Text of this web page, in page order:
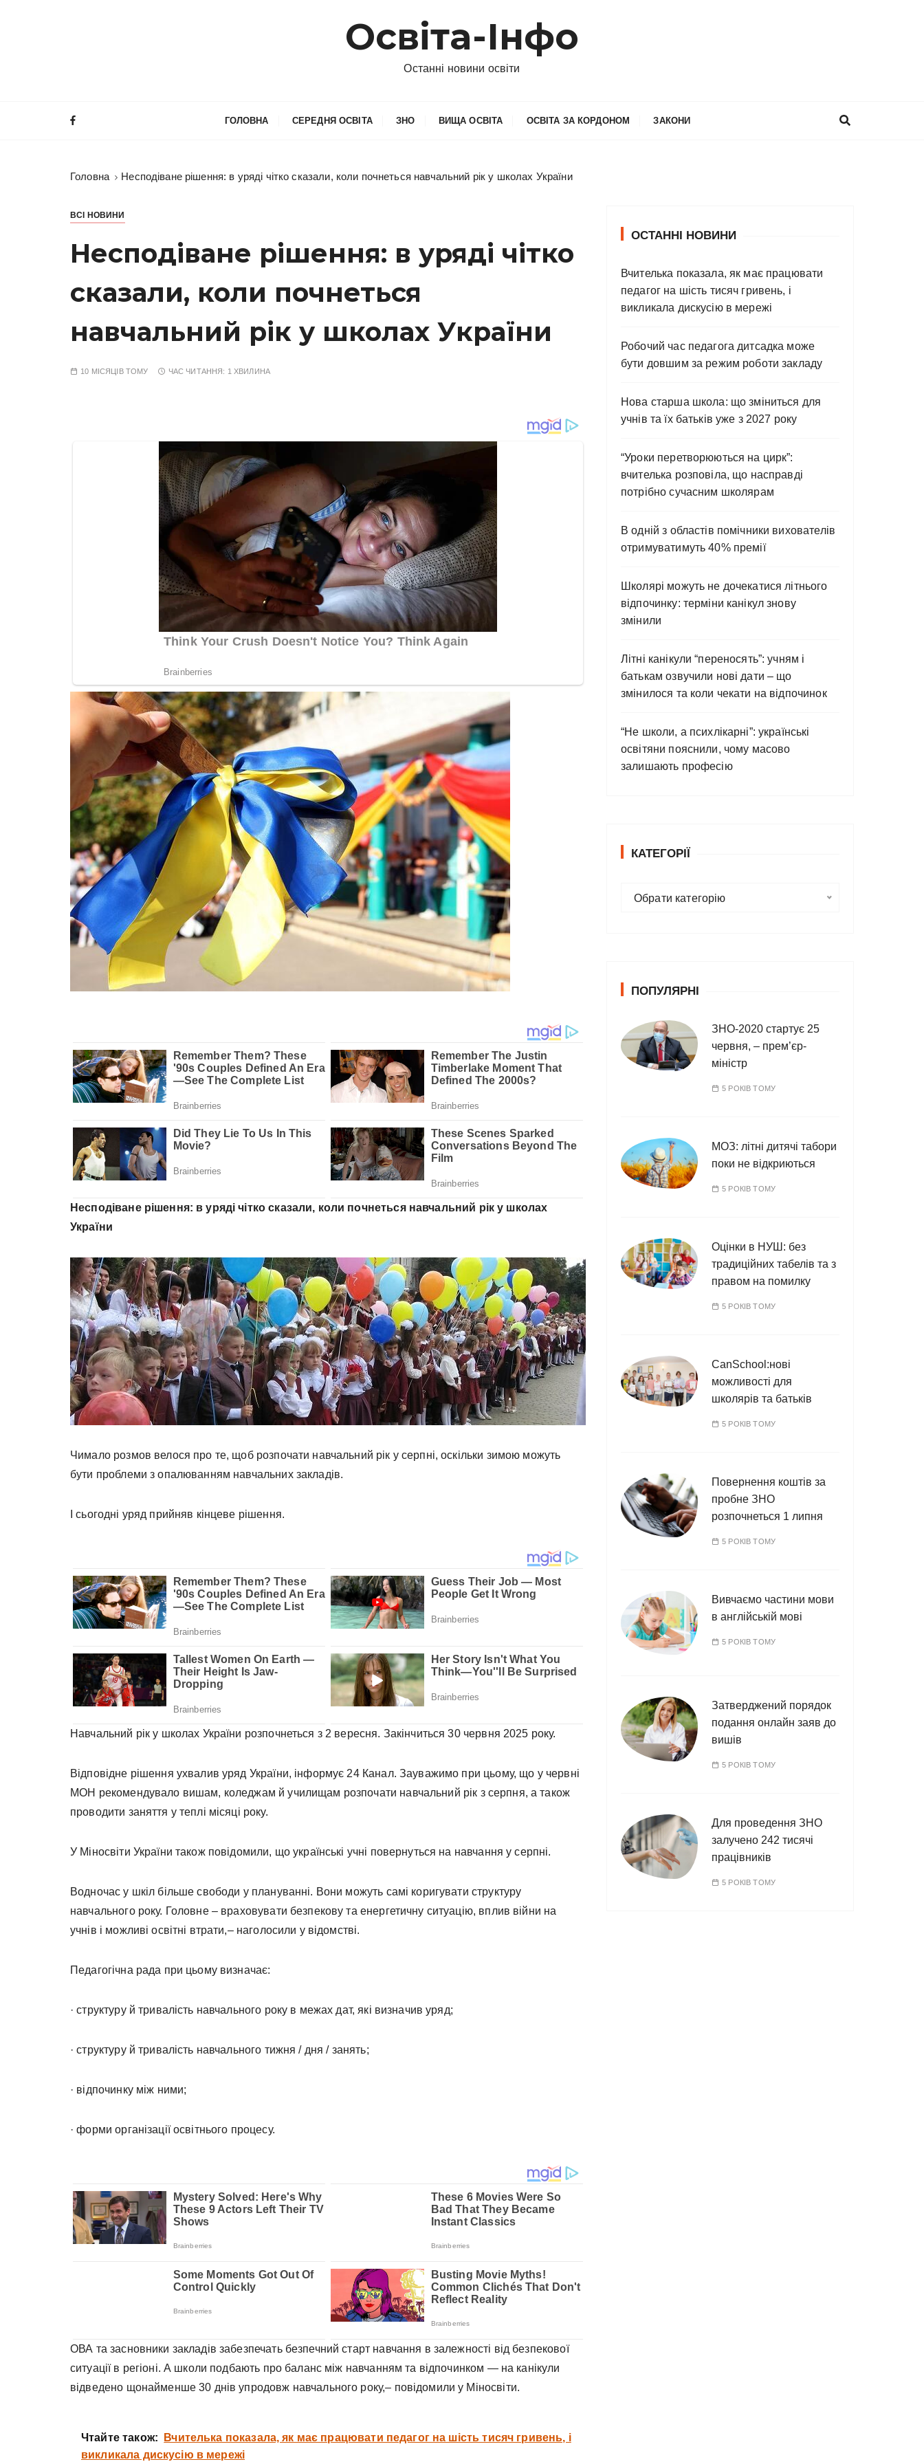
Освіта-Інфо
Останні новини освіти
ГОЛОВНА СЕРЕДНЯ ОСВІТА ЗНО ВИЩА ОСВІТА ОСВІТА ЗА КОРДОНОМ ЗАКОНИ
Головна Несподіване рішення: в уряді чітко сказали, коли почнеться навчальний рік у школах України
ВСІ НОВИНИ
Несподіване рішення: в уряді чітко
сказали, коли почнеться
навчальний рік у школах України
10 МІСЯЦІВ ТОМУ ЧАС ЧИТАННЯ: 1 ХВИЛИНА
Несподіване рішення: в уряді чітко сказали, коли почнеться навчальний рік у школах
України
Чимало розмов велося про те, щоб розпочати навчальний рік у серпні, оскільки зимою можуть
бути проблеми з опалюванням навчальних закладів.
І сьогодні уряд прийняв кінцеве рішення.
Навчальний рік у школах України розпочнеться з 2 вересня. Закінчиться 30 червня 2025 року.
Відповідне рішення ухвалив уряд України, інформує 24 Канал. Зауважимо при цьому, що у червні
МОН рекомендувало вишам, коледжам й училищам розпочати навчальний рік з серпня, а також
проводити заняття у теплі місяці року.
У Міносвіти України також повідомили, що українські учні повернуться на навчання у серпні.
Водночас у шкіл більше свободи у плануванні. Вони можуть самі коригувати структуру
навчального року. Головне – враховувати безпекову та енергетичну ситуацію, вплив війни на
учнів і можливі освітні втрати,– наголосили у відомстві.
Педагогічна рада при цьому визначає:
· структуру й тривалість навчального року в межах дат, які визначив уряд;
· структуру й тривалість навчального тижня / дня / занять;
· відпочинку між ними;
· форми організації освітнього процесу.
ОВА та засновники закладів забезпечать безпечний старт навчання в залежності від безпекової
ситуації в регіоні. А школи подбають про баланс між навчанням та відпочинком — на канікули
відведено щонайменше 30 днів упродовж навчального року,– повідомили у Міносвіти.
Чтайте також:
Вчителька показала, як має працювати педагог на шість тисяч гривень, і
викликала дискусію в мережі
ОСТАННІ НОВИНИ
Вчителька показала, як має працювати
педагог на шість тисяч гривень, і
викликала дискусію в мережі
Робочий час педагога дитсадка може
бути довшим за режим роботи закладу
Нова старша школа: що зміниться для
учнів та їх батьків уже з 2027 року
“Уроки перетворюються на цирк”:
вчителька розповіла, що насправді
потрібно сучасним школярам
В одній з областів помічники вихователів
отримуватимуть 40% премії
Школярі можуть не дочекатися літнього
відпочинку: терміни канікул знову
змінили
Літні канікули “переносять”: учням і
батькам озвучили нові дати – що
змінилося та коли чекати на відпочинок
“Не школи, а психлікарні”: українські
освітяни пояснили, чому масово
залишають професію
КАТЕГОРІЇ
р
Обрати категорію
ПОПУЛЯРНІ
ЗНО-2020 стартує 25
червня, – прем’єр-
міністр
5 РОКІВ ТОМУ
МОЗ: літні дитячі табори
поки не відкриються
5 РОКІВ ТОМУ
Оцінки в НУШ: без
традиційних табелів та з
правом на помилку
5 РОКІВ ТОМУ
CanSchool:нові
можливості для
школярів та батьків
5 РОКІВ ТОМУ
Повернення коштів за
пробне ЗНО
розпочнеться 1 липня
5 РОКІВ ТОМУ
Вивчаємо частини мови
в англійській мові
5 РОКІВ ТОМУ
Затверджений порядок
подання онлайн заяв до
вишів
5 РОКІВ ТОМУ
Для проведення ЗНО
залучено 242 тисячі
працівників
5 РОКІВ ТОМУ